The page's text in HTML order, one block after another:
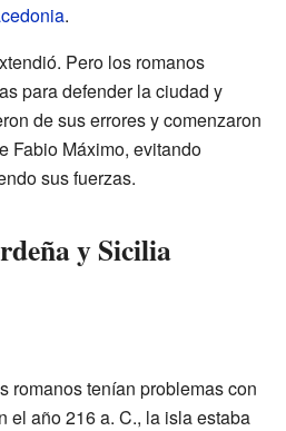
.
Pero los romanos
para defender la ciudad y
de sus errores y comenzaron
Fabio Máximo, evitando
sus fuerzas.
y Sicilia
romanos tenían problemas con
el año216 a. C., la isla estaba